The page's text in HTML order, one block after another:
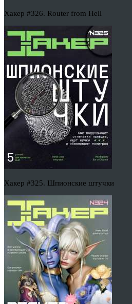
Хакер #326. Router from Hell
Хакер #325. Шпионские штучки